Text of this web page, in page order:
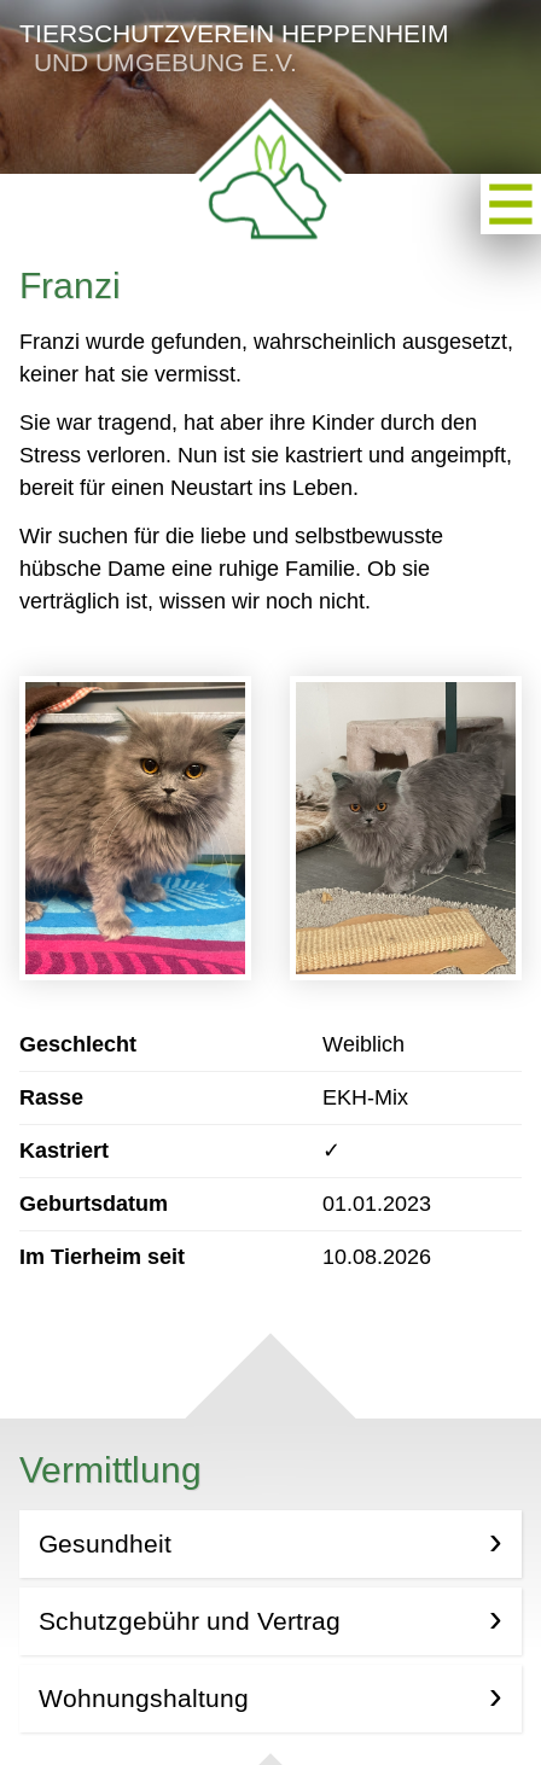
TIERSCHUTZVEREIN HEPPENHEIM
UND UMGEBUNG E.V.
Franzi
Franzi wurde gefunden, wahrscheinlich ausgesetzt,
keiner hat sie vermisst.
Sie war tragend, hat aber ihre Kinder durch den
Stress verloren. Nun ist sie kastriert und angeimpft,
bereit für einen Neustart ins Leben.
Wir suchen für die liebe und selbstbewusste
hübsche Dame eine ruhige Familie. Ob sie
verträglich ist, wissen wir noch nicht.
Geschlecht Weiblich
Rasse EKH-Mix
Kastriert ✓
Geburtsdatum 01.01.2023
Im Tierheim seit 10.08.2026
Vermittlung
Gesundheit
Schutzgebühr und Vertrag
Wohnungshaltung